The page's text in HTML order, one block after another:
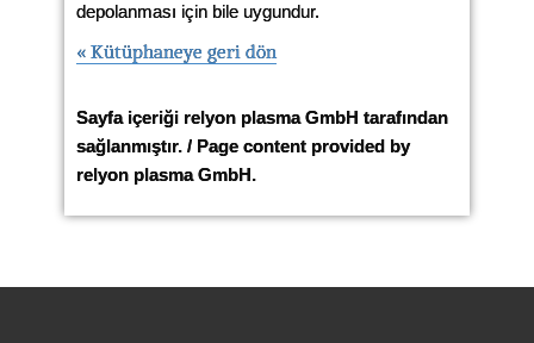
depolanması için bile uygundur.
« Kütüphaneye geri dön
Sayfa içeriği relyon plasma GmbH tarafından
sağlanmıştır. / Page content provided by
relyon plasma GmbH.